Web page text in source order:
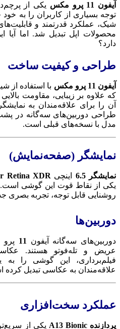
آیفون 11 پرو مکس یکی از
توجه بسیاری از کاربران را به
شیک، عملکرد قدرتمند و
محصولات اپل تبدیل شد. اما
دارد؟
طراحی و کیفیت ساخت
آیفون 11 پرو مکس
با استفاده از
که علاوه بر زیبایی، مقاومت
آن را برای علاقه‌مندان به
طراحی دوربین‌های سه‌گانه در
مدل با نسخه‌های قبلی است.
نمایشگر (صفحه‌نمایش)
نمایشگر 6.5 اینچی Retina XDR
یکی از نقاط قوت این گوشی است.
روشنایی قابل توجه، تجربه بصری
دوربین‌ها
دوربین‌های سه‌گانه آیفون 11
عریض و تله‌فوتو هستند.
فیلم‌برداری، این گوشی را به
علاقه‌مندان به عکاسی تبدیل
عملکرد سخت‌افزاری
پردازنده A13 Bionic
یکی از